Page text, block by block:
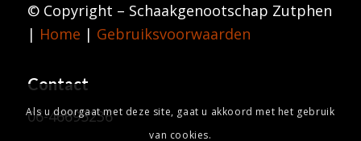
© Copyright – Schaakgenootschap Zutphen
| Home | Gebruiksvoorwaarden
Contact
06-46695236
Als u doorgaat met deze site, gaat u akkoord met het gebruik
van cookies.